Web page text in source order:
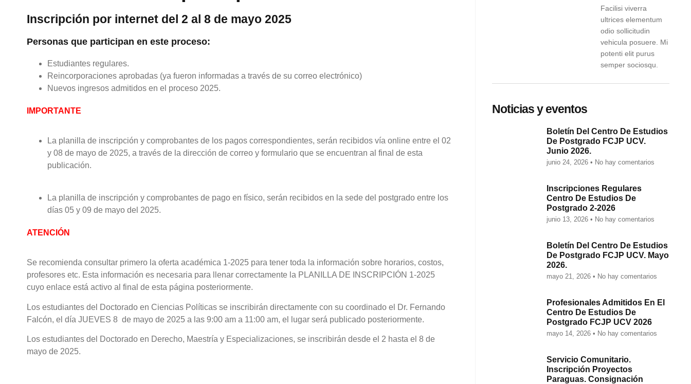
Inscripción por internet del 2 al 8 de mayo 2025
Personas que participan en este proceso:
Estudiantes regulares.
Reincorporaciones aprobadas (ya fueron informadas a través de su correo electrónico)
Nuevos ingresos admitidos en el proceso 2025.
IMPORTANTE
La planilla de inscripción y comprobantes de los pagos correspondientes, serán recibidos vía online entre el 02
y 08 de mayo de 2025, a través de la dirección de correo y formulario que se encuentran al final de esta
publicación.
La planilla de inscripción y comprobantes de pago en físico, serán recibidos en la sede del postgrado entre los
días 05 y 09 de mayo del 2025.
ATENCIÓN
Se recomienda consultar primero la oferta académica 1-2025 para tener toda la información sobre horarios, costos,
profesores etc. Esta información es necesaria para llenar correctamente la PLANILLA DE INSCRIPCIÓN 1-2025
cuyo enlace está activo al final de esta página posteriormente.
Los estudiantes del Doctorado en Ciencias Políticas se inscribirán directamente con su coordinado el Dr. Fernando
Falcón, el día JUEVES 8 de mayo de 2025 a las 9:00 am a 11:00 am, el lugar será publicado posteriormente.
Los estudiantes del Doctorado en Derecho, Maestría y Especializaciones, se inscribirán desde el 2 hasta el 8 de
mayo de 2025.
Facilisi viverra
ultrices elementum
odio sollicitudin
vehicula posuere. Mi
potenti elit purus
semper sociosqu.
Noticias y eventos
Boletín Del Centro De Estudios
De Postgrado FCJP UCV.
Junio 2026.
junio 24, 2026 No hay comentarios
Inscripciones Regulares
Centro De Estudios De
Postgrado 2-2026
junio 13, 2026 No hay comentarios
Boletín Del Centro De Estudios
De Postgrado FCJP UCV. Mayo
2026.
mayo 21, 2026 No hay comentarios
Profesionales Admitidos En El
Centro De Estudios De
Postgrado FCJP UCV 2026
mayo 14, 2026 No hay comentarios
Servicio Comunitario.
Inscripción Proyectos
Paraguas. Consignación